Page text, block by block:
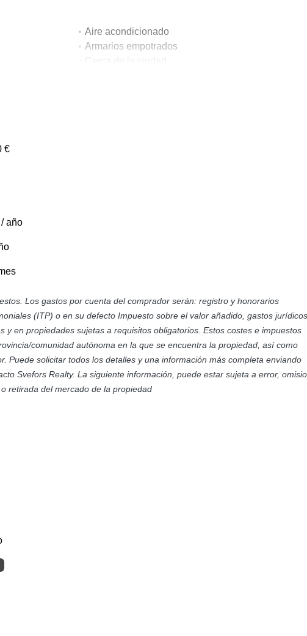
Aire acondicionado
Armarios empotrados
Cerca de la ciudad
€
año
Los gastos por cuenta del comprador serán: registro y honorarios
(ITP) o en su defecto Impuesto sobre el valor añadido, gastos jurídicos
y en propiedades sujetas a requisitos obligatorios. Estos costes e impuestos
comunidad autónoma en la que se encuentra la propiedad, así como
Puede solicitar todos los detalles y una información más completa enviando
Svefors Realty. La siguiente información, puede estar sujeta a error,
retirada del mercado de la propiedad